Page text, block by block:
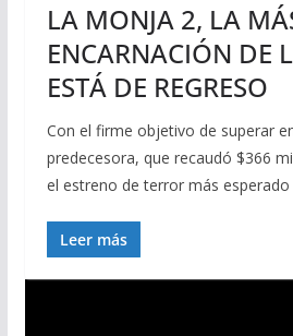
LA MONJA 2, LA
ENCARNACIÓN DE
ESTÁ DE REGRESO
Con el firme objetivo de superar
predecesora, que recaudó $366
el estreno de terror más esperado
Leer más